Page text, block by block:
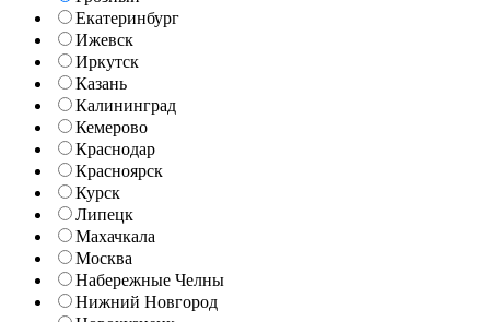
Екатеринбург
Ижевск
Иркутск
Казань
Калининград
Кемерово
Краснодар
Красноярск
Курск
Липецк
Махачкала
Москва
Набережные Челны
Нижний Новгород